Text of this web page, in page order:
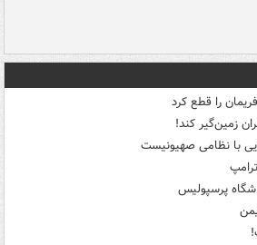
را قطع کرد
زمین‌گیر کند!
با نظامی صهیونیست
پرسپولیس